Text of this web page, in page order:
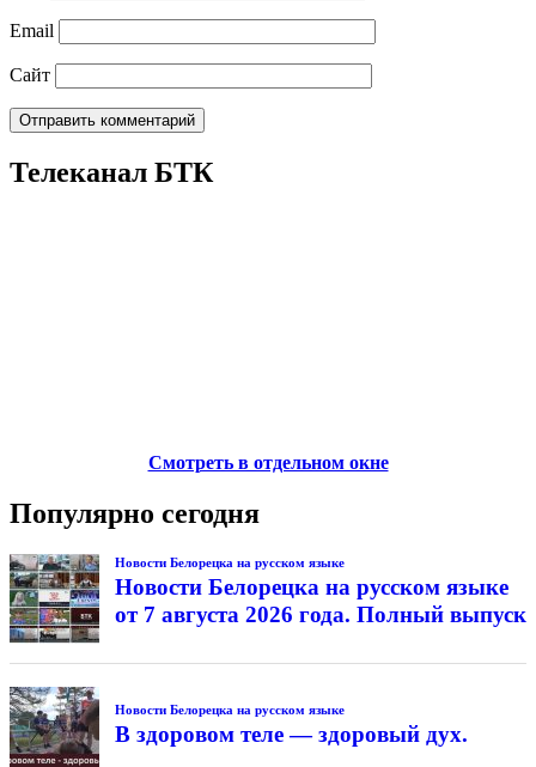
Email
Сайт
Телеканал БТК
Смотреть в отдельном окне
Популярно сегодня
Новости Белорецка на русском языке
Новости Белорецка на русском языке
от 7 августа 2026 года. Полный выпуск
Новости Белорецка на русском языке
В здоровом теле — здоровый дух.